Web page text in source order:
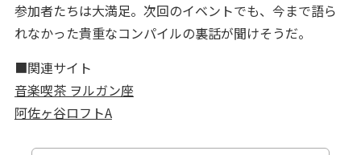
参加者たちは大満足。次回のイベントでも、今まで語ら
れなかった貴重なコンパイルの裏話が聞けそうだ。
■関連サイト
音楽喫茶 ヲルガン座
阿佐ヶ谷ロフトA